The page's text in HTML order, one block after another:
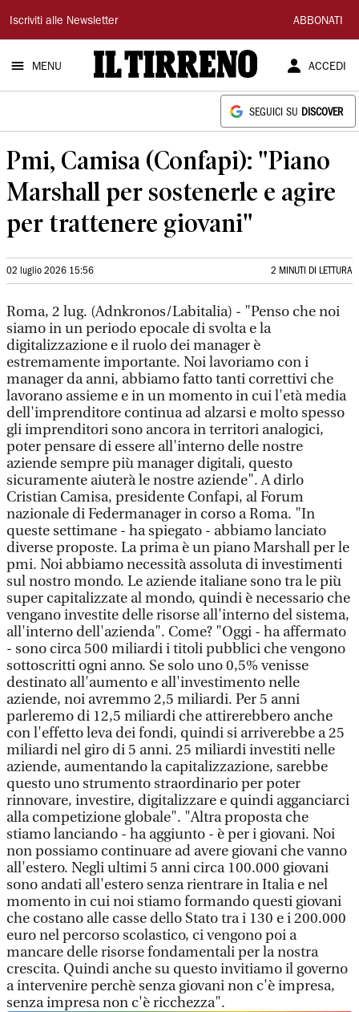
Il
Tirreno
Iscriviti alle Newsletter ABBONATI
MENU ACCEDI
SEGUICI SU DISCOVER
Pmi, Camisa (Confapi): "Piano
Marshall per sostenerle e agire
per trattenere giovani"
02 luglio 2026 15:56 2 MINUTI DI LETTURA
Roma, 2 lug. (Adnkronos/Labitalia) - "Penso che noi
siamo in un periodo epocale di svolta e la
digitalizzazione e il ruolo dei manager è
estremamente importante. Noi lavoriamo con i
manager da anni, abbiamo fatto tanti correttivi che
lavorano assieme e in un momento in cui l'età media
dell'imprenditore continua ad alzarsi e molto spesso
gli imprenditori sono ancora in territori analogici,
poter pensare di essere all'interno delle nostre
aziende sempre più manager digitali, questo
sicuramente aiuterà le nostre aziende". A dirlo
Cristian Camisa, presidente Confapi, al Forum
nazionale di Federmanager in corso a Roma. "In
queste settimane - ha spiegato - abbiamo lanciato
diverse proposte. La prima è un piano Marshall per le
pmi. Noi abbiamo necessità assoluta di investimenti
sul nostro mondo. Le aziende italiane sono tra le più
super capitalizzate al mondo, quindi è necessario che
vengano investite delle risorse all'interno del sistema,
all'interno dell'azienda". Come? "Oggi - ha affermato
- sono circa 500 miliardi i titoli pubblici che vengono
sottoscritti ogni anno. Se solo uno 0,5% venisse
destinato all'aumento e all'investimento nelle
aziende, noi avremmo 2,5 miliardi. Per 5 anni
parleremo di 12,5 miliardi che attirerebbero anche
con l'effetto leva dei fondi, quindi si arriverebbe a 25
miliardi nel giro di 5 anni. 25 miliardi investiti nelle
aziende, aumentando la capitalizzazione, sarebbe
questo uno strumento straordinario per poter
rinnovare, investire, digitalizzare e quindi agganciarci
alla competizione globale". "Altra proposta che
stiamo lanciando - ha aggiunto - è per i giovani. Noi
non possiamo continuare ad avere giovani che vanno
all'estero. Negli ultimi 5 anni circa 100.000 giovani
sono andati all'estero senza rientrare in Italia e nel
momento in cui noi stiamo formando questi giovani
che costano alle casse dello Stato tra i 130 e i 200.000
euro nel percorso scolastico, ci vengono poi a
mancare delle risorse fondamentali per la nostra
crescita. Quindi anche su questo invitiamo il governo
a intervenire perchè senza giovani non c'è impresa,
senza impresa non c'è ricchezza".